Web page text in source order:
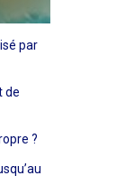
par
de
?